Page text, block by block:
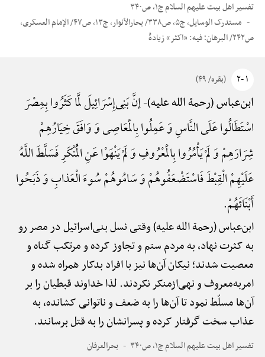
تفسیر اهل بیت علیهم السلام ج۱، ص۳۴۰
مستدرک الوسایل، ج۵، ص۳۳۸/ بحارالأنوار، ج۱۳، ص۴۷/ الإمام العسکری،
ص۲۴۲/ البرهان؛ فیه: «اکثر» زیادهًْ
۱ -۲ (بقره/ ۴۹)
ابن‌عباس (رحمة الله علیه)-إنَّ بَنِی‌إِسْرَائِیلَ لَمَّا کَثَرُوا بِمِصْرَ
اسْتَطَالُوا عَلَی النَّاسِ وَ عَمِلُوا بِالْمَعَاصِی وَ وَافَقَ خِیَارُهِمْ
شِرَارَهِمْ وَ لَمْ یَأْمُرُوا بِالْمَعْرُوفِ وَ لَمْ یَنْهَوْا عَنِ الْمُنْکَرِ فَسَلَّطَ اللَّهُ
عَلَیْهِمْ الْقِبْطَ فَاسْتَضْعَفُوهُمْ وَ سَامُوهُمْ سُوءَ الْعَذابِ وَ ذَبَحُوا
أَبْنَائَهُمْ.
ابن‌عباس (رحمة الله علیه) وقتی نسل بنی‌اسرائیل در مصر رو
به کثرت نهاد، به مردم ستم و تجاوز کرده و مرتکب گناه و
معصیت شدند؛ نیکان آن‌ها نیز با افراد بدکار همراه شده و
امربه‌معروف و نهی‌ازمنکر نکردند. لذا خداوند قبطیان را بر
آن‌ها مسلّط نمود تا آن‌ها را به ضعف و ناتوانی کشانده، به
عذاب سخت گرفتار کرده و پسرانشان را به قتل برسانند.
تفسیر اهل بیت علیهم السلام ج۱، ص۳۴۰ بحرالعرفان